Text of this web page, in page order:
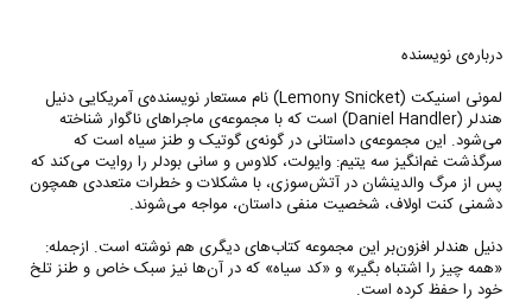
درباره‌ی نویسنده
لمونی اسنیکت (Lemony Snicket) نام مستعار نویسنده‌ی آمریکایی دنیل
هندلر (Daniel Handler) است که با مجموعه‌ی ماجراهای ناگوار شناخته
می‌شود. این مجموعه‌ی داستانی در گونه‌ی گوتیک و طنز سیاه است که
سرگذشت غم‌انگیز سه یتیم: وایولت، کلاوس و سانی بودلر را روایت می‌کند که
پس از مرگ والدینشان در آتش‌سوزی، با مشکلات و خطرات متعددی همچون
دشمنی کنت اولاف، شخصیت منفی داستان، مواجه می‌شوند.
دنیل هندلر افزون‌بر این مجموعه کتاب‌های دیگری هم نوشته است. ازجمله:
«همه چیز را اشتباه بگیر» و «کد سیاه» که در آن‌ها نیز سبک خاص و طنز تلخ
خود را حفظ کرده است.